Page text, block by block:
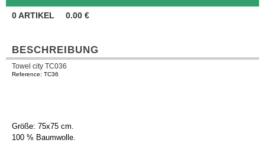
0ARTIKEL 0.00 €
BESCHREIBUNG
Towel city TC036
Reference: TC36
Größe: 75x75 cm.
100 % Baumwolle.